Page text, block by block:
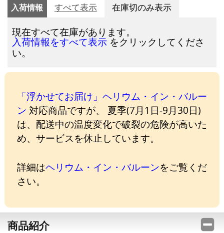
入荷情報 すべて表示 在庫切のみ表示
現在すべて在庫があります。
入荷情報をすべて表示 をクリックしてくださ
い。
「浮かせてお届け」ヘリウム・イン・バルー
ン 対応商品ですが、 夏季(7月1日-9月30日)
は、配送中の温度変化で破裂の危険が高いた
め、サービスを休止しています。
詳細はヘリウム・イン・バルーンをご覧くだ
さい。
商品紹介